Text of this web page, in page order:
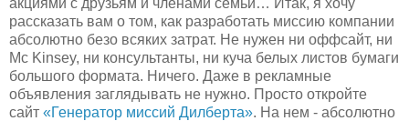
акциями с друзьям и членами семьи… Итак, я хочу
рассказать вам о том, как разработать миссию компании
абсолютно безо всяких затрат. Не нужен ни оффсайт, ни
Mc Kinsey, ни консультанты, ни куча белых листов бумаги
большого формата. Ничего. Даже в рекламные
объявления заглядывать не нужно. Просто откройте
сайт «Генератор миссий Дилберта». На нем - абсолютно